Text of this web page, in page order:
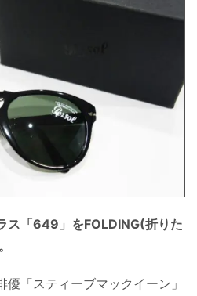
ス「649」をFOLDING(折りた
「スティーブマックイーン」